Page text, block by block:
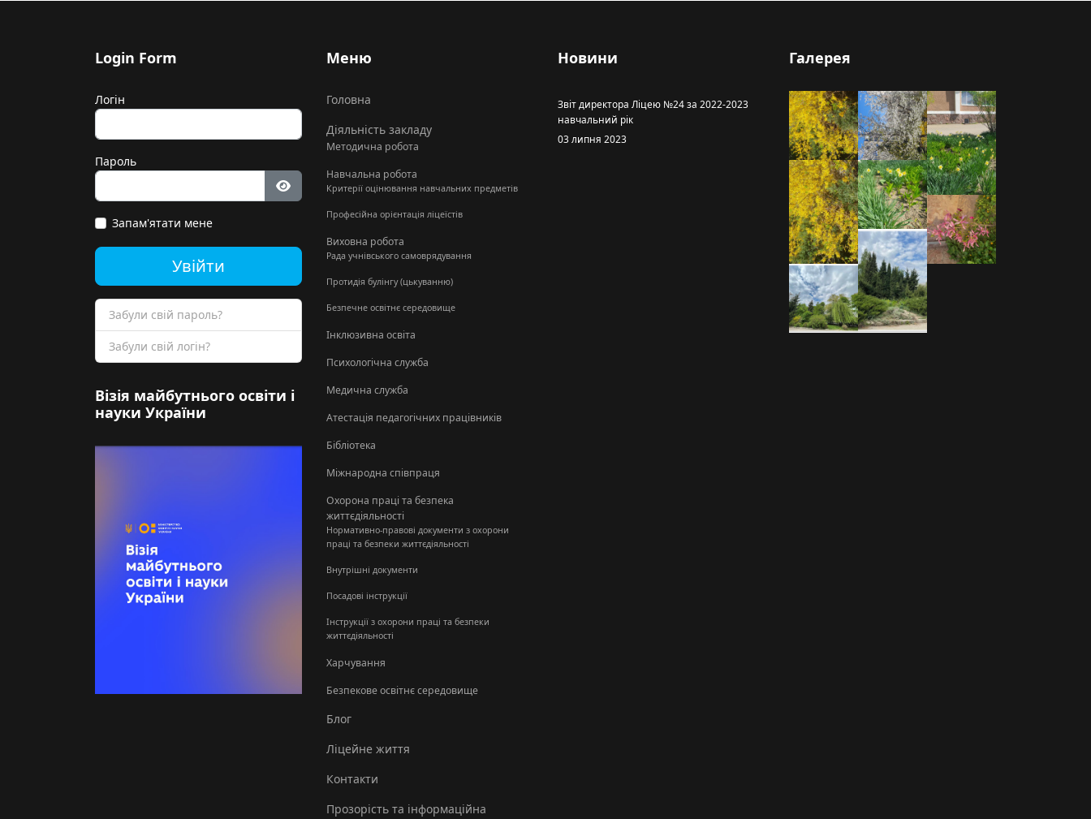
Login Form
Логін
Пароль
Показати пароль
Запам'ятати мене
Увійти
Забули свій пароль?
Забули свій логін?
Візія майбутнього освіти і
науки України
Меню
Головна
Діяльність закладу
Методична робота
Навчальна робота
Критерії оцінювання навчальних предметів
Професійна орієнтація ліцеїстів
Виховна робота
Рада учнівського самоврядування
Протидія булінгу (цькуванню)
Безпечне освітнє середовище
Інклюзивна освіта
Психологічна служба
Медична служба
Атестація педагогічних працівників
Бібліотека
Міжнародна співпраця
Охорона праці та безпека
життєдіяльності
Нормативно-правові документи з охорони
праці та безпеки життєдіяльності
Внутрішні документи
Посадові інструкції
Інструкції з охорони праці та безпеки
життєдіяльності
Харчування
Безпекове освітнє середовище
Блог
Ліцейне життя
Контакти
Прозорість та інформаційна
Новини
Звіт директора Ліцею №24 за 2022-2023
навчальний рік
03 липня 2023
Галерея